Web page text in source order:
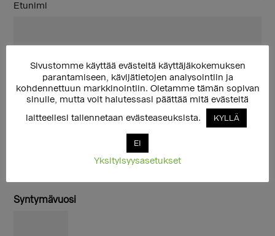
Etunimi
Sähköposti (Pakollinen)
Syntymävuosi
Sivustomme käyttää evästeitä käyttäjäkokemuksen
parantamiseen, kävijätietojen analysointiin ja
kohdennettuun markkinointiin. Oletamme tämän sopivan
sinulle, mutta voit halutessasi päättää mitä evästeitä
laitteellesi tallennetaan evästeaseuksista.
KYLLÄ
EI
Yksityisyysasetukset